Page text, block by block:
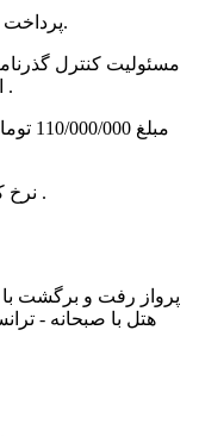
- پرداخت 50 %مبلغ تور هنگام ثبت نام الزامی است.
از کشور به عهده درخواست کننده می باشد .
نرخ کودک تا دوسال 17.000.000 تومان می باشد .